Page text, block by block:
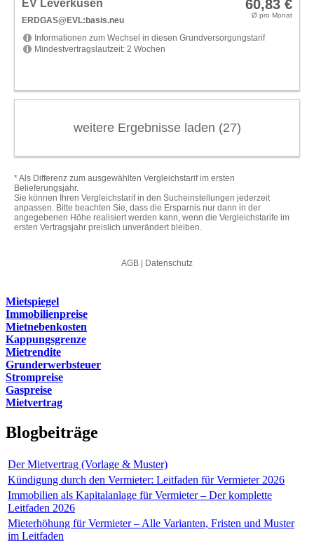
Mietspiegel
Immobilienpreise
Mietnebenkosten
Kappungsgrenze
Mietrendite
Grunderwerbsteuer
Strompreise
Gaspreise
Mietvertrag
Blogbeiträge
Der Mietvertrag (Vorlage & Muster)
Kündigung durch den Vermieter: Leitfaden für Vermieter 2026
Immobilien als Kapitalanlage für Vermieter – Der komplette
Leitfaden 2026
Mieterhöhung für Vermieter – Alle Varianten, Fristen und Muster
im Leitfaden